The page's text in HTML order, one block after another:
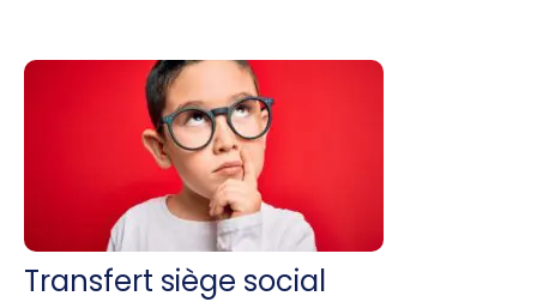
Transfert siège social